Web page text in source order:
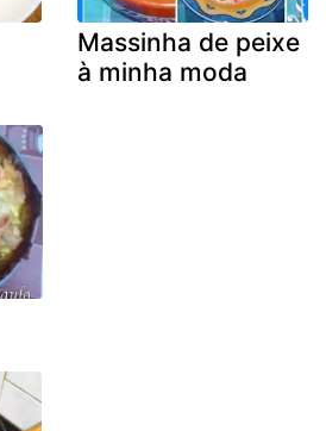
Massinha de peixe
à minha moda